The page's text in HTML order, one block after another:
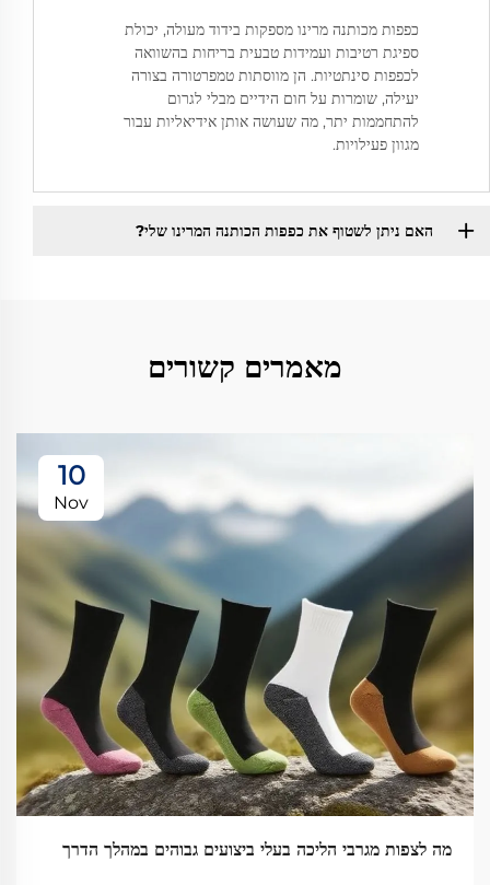
כפפות מכותנה מרינו מספקות בידוד מעולה, יכולת
ספיגת רטיבות ועמידות טבעית בריחות בהשוואה
לכפפות סינתטיות. הן מווסתות טמפרטורה בצורה
יעילה, שומרות על חום הידיים מבלי לגרום
להתחממות יתר, מה שעושה אותן אידיאליות עבור
מגוון פעילויות.
האם ניתן לשטוף את כפפות הכותנה המרינו שלי?
מאמרים קשורים
10
Nov
מה לצפות מגרבי הליכה בעלי ביצועים גבוהים במהלך הדרך